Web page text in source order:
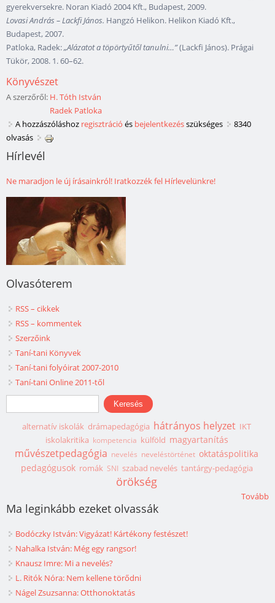
gyerekversekre. Noran Kiadó 2004 Kft., Budapest, 2009.
Lovasi András – Lackfi János. Hangzó Helikon. Helikon Kiadó Kft.,
Budapest, 2007.
Patloka, Radek:„Alázatot a töpörtyűtől tanulni…”(Lackfi János). Prágai
Tükör, 2008. 1. 60–62.
Könyvészet
A szerzőről: H. Tóth István
Radek Patloka
A hozzászóláshoz regisztráció és bejelentkezésszükséges
8340
olvasás
Hírlevél
Ne maradjon le új írásainkról! Iratkozzék fel Hírlevelünkre!
Olvasóterem
RSS – cikkek
RSS – kommentek
Szerzőink
Taní-tani Könyvek
Taní-tani folyóirat 2007-2010
Taní-tani Online 2011-től
Keresés űrlap
Keresés
alternatív iskolák drámapedagógia hátrányos helyzet IKT
iskolakritika kompetencia külföld magyartanítás
művészetpedagógia nevelés neveléstörténet oktatáspolitika
pedagógusok romák SNI szabad nevelés tantárgy-pedagógia
örökség
Tovább
Ma leginkább ezeket olvassák
Bodóczky István: Vigyázat! Kártékony festészet!
Nahalka István: Még egy rangsor!
Knausz Imre: Mi a nevelés?
L. Ritók Nóra: Nem kellene törődni
Nágel Zsuzsanna: Otthonoktatás